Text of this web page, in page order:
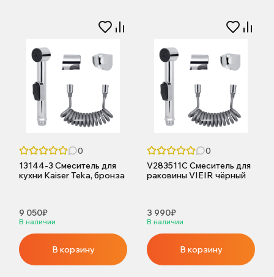
0
13144-3 Смеситель для
кухни Kaiser Teka, бронза
9 050₽
В наличии
В корзину
0
V283511С Смеситель для
раковины VIEIR чёрный
3 990₽
В наличии
В корзину